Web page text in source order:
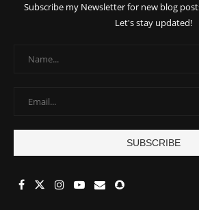
Subscribe my Newsletter for new blog
Let's stay updated!